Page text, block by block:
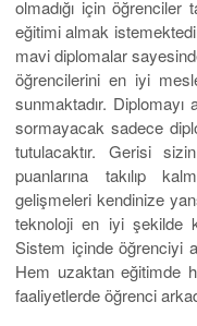
olmadığı için öğrenciler
eğitimi almak
mavi diplomalar
öğrencilerini en iyi
sunmaktadır. Diplomayı
sormayacak sadece
tutulacaktır. Gerisi
puanlarına takılıp
gelişmeleri kendinize
teknoloji en iyi şekilde
Sistem içinde öğrenciyi
Hem uzaktan eğitimde
faaliyetlerde öğrenci